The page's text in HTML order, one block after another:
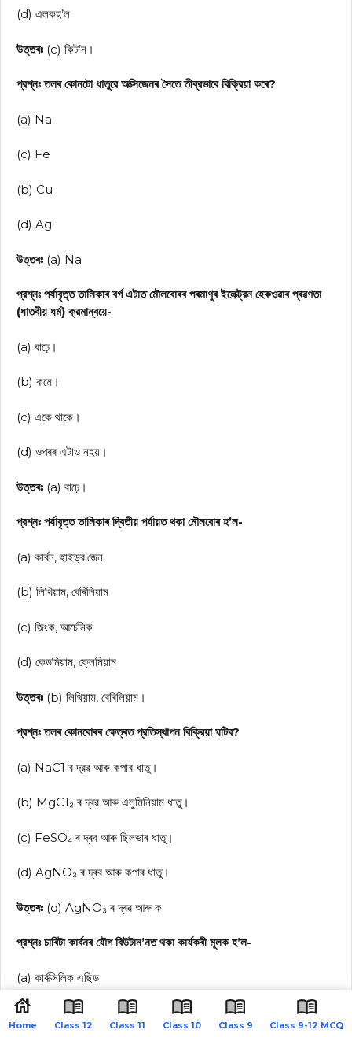
Home Class 12 Class 11 Class 10 Class 9 Class 9-12 MCQ
(d) এলকহ’ল
উত্তৰঃ (c) কিট’ন।
প্রশ্নঃ তলৰ কোনটো ধাতুরে অক্সিজেনৰ সৈতে তীব্রভাবে বিক্রিয়া কৰে?
(a) Na
(c) Fe
(b) Cu
(d) Ag
উত্তৰঃ (a) Na
প্রশ্নঃ পর্যাবৃত্ত তালিকাৰ বৰ্গ এটাত মৌলবোৰৰ পৰমাণুৰ ইলেক্ট্রন হেৰুওৱাৰ প্ৰৱণতা
(ধাতবীয় ধর্ম) ক্রমান্বয়ে-
(a) বাঢ়ে।
(b) কমে।
(c) একে থাকে।
(d) ওপৰৰ এটাও নহয়।
উত্তৰঃ (a) বাঢ়ে।
প্রশ্নঃ পর্যাবৃত্ত তালিকাৰ দ্বিতীয় পর্যায়ত থকা মৌলবোৰ হ’ল-
(a) কার্বন, হাইড্র’জেন
(b) লিথিয়াম, বেৰিলিয়াম
(c) জিংক, আৰ্চেনিক
(d) কেডমিয়াম, ফ্লেমিয়াম
উত্তৰঃ (b) লিথিয়াম, বেৰিলিয়াম।
প্রশ্নঃ তলৰ কোনবোৰৰ ক্ষেত্ৰত প্রতিস্থাপন বিক্রিয়া ঘটিব?
(a) NaC1 ব দ্রৱ আৰু কপাৰ ধাতু।
(b) MgC1₂ ৰ দ্ৰৱ আৰু এলুমিনিয়াম ধাতু।
(c) FeSO₄ ৰ দ্ৰব আৰু ছিলভাৰ ধাতু।
(d) AgNO₃ ৰ দ্ৰব আৰু কপাৰ ধাতু।
উত্তৰঃ (d) AgNO₃ ৰ দ্ৰৱ আৰু ক
প্রশ্নঃ চাৰিটা কাৰ্বনৰ যৌগ বিউটান’নত থকা কার্যকৰী মূলক হ’ল-
(a) কার্বক্সিলিক এছিড
(b) এলডিহাইড